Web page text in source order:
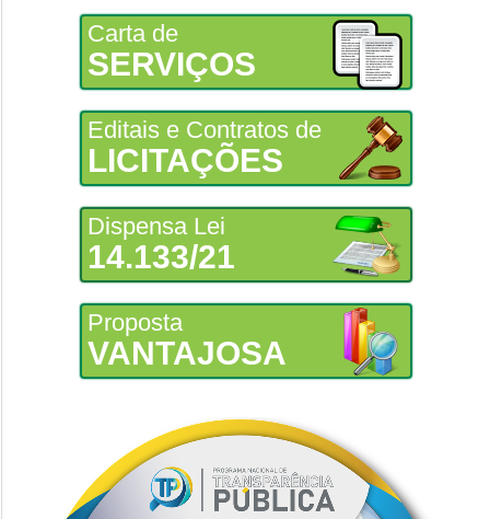
Carta de
SERVIÇOS
Editais e Contratos de
LICITAÇÕES
Dispensa Lei
14.133/21
Proposta
VANTAJOSA